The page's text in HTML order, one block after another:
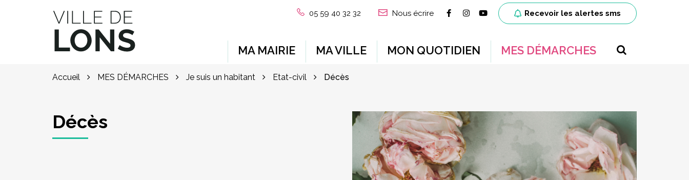
05 59 40 32 32 Nous écrire Lien vers le compte Facebook
Lien vers le compte Instagram
Lien vers la chaîne Youtube
Recevoir les alertes sms
Site officiel de la ville de Lons (64)
MA MAIRIE MA VILLE MON QUOTIDIEN MES DÉMARCHES
Accueil MES DÉMARCHES Je suis un habitant Etat-civil Décès
Décès